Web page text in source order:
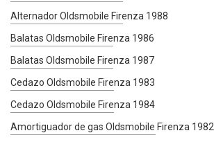
Alternador Oldsmobile Firenza 1988
Balatas Oldsmobile Firenza 1986
Balatas Oldsmobile Firenza 1987
Cedazo Oldsmobile Firenza 1983
Cedazo Oldsmobile Firenza 1984
Amortiguador de gas Oldsmobile Firenza 1982